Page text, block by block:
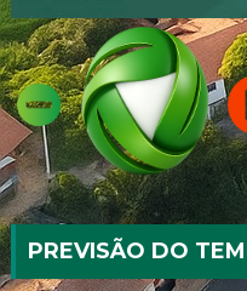
PREVISÃO DO